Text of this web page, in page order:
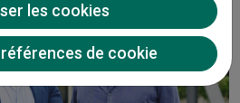
les cookies
de cookie